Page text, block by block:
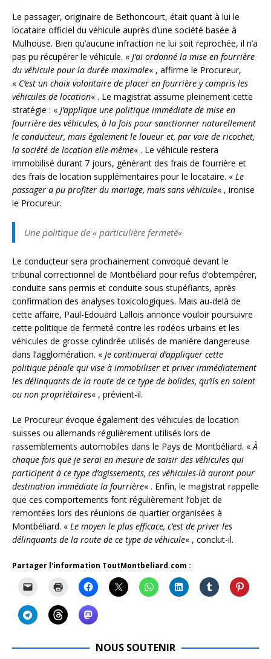
Le passager, originaire de Bethoncourt, était quant à lui le
locataire officiel du véhicule auprès d’une société basée à
Mulhouse. Bien qu’aucune infraction ne lui soit reprochée, il n’a
pas pu récupérer le véhicule. « J’ai ordonné la mise en fourrière
du véhicule pour la durée maximale« , affirme le Procureur,
« C’est un choix volontaire de placer en fourrière y compris les
véhicules de location« . Le magistrat assume pleinement cette
stratégie : « J’applique une politique immédiate de mise en
fourrière des véhicules, à la fois pour sanctionner naturellement
le conducteur, mais également le loueur et, par voie de ricochet,
la société de location elle-même« . Le véhicule restera
immobilisé durant 7 jours, générant des frais de fourrière et
des frais de location supplémentaires pour le locataire. « Le
passager a pu profiter du mariage, mais sans véhicule« , ironise
le Procureur.
Une politique de « particulière fermeté«
Le conducteur sera prochainement convoqué devant le
tribunal correctionnel de Montbéliard pour refus d’obtempérer,
conduite sans permis et conduite sous stupéfiants, après
confirmation des analyses toxicologiques. Mais au-delà de
cette affaire, Paul-Edouard Lallois annonce vouloir poursuivre
cette politique de fermeté contre les rodéos urbains et les
véhicules de grosse cylindrée utilisés de manière dangereuse
dans l’agglomération. « Je continuerai d’appliquer cette
politique pénale qui vise à immobiliser et priver immédiatement
les délinquants de la route de ce type de bolides, qu’ils en soient
ou non propriétaires« , prévient-il.
Le Procureur évoque également des véhicules de location
suisses ou allemands régulièrement utilisés lors de
rassemblements automobiles dans le Pays de Montbéliard. «À
chaque fois que je serai en mesure de saisir des véhicules qui
participent à ce type d’agissements, ces véhicules-là auront pour
destination immédiate la fourrière« . Enfin, le magistrat rappelle
que ces comportements font régulièrement l’objet de
remontées lors des réunions de quartier organisées à
Montbéliard. « Le moyen le plus efficace, c’est de priver les
délinquants de la route de ce type de véhicule« , conclut-il.
Partager l'information ToutMontbeliard.com :
NOUS SOUTENIR